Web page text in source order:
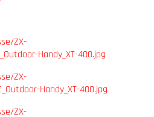
ZX-
Handy_XT-400.jpg
ZX-
Handy_XT-400.jpg
ZX-